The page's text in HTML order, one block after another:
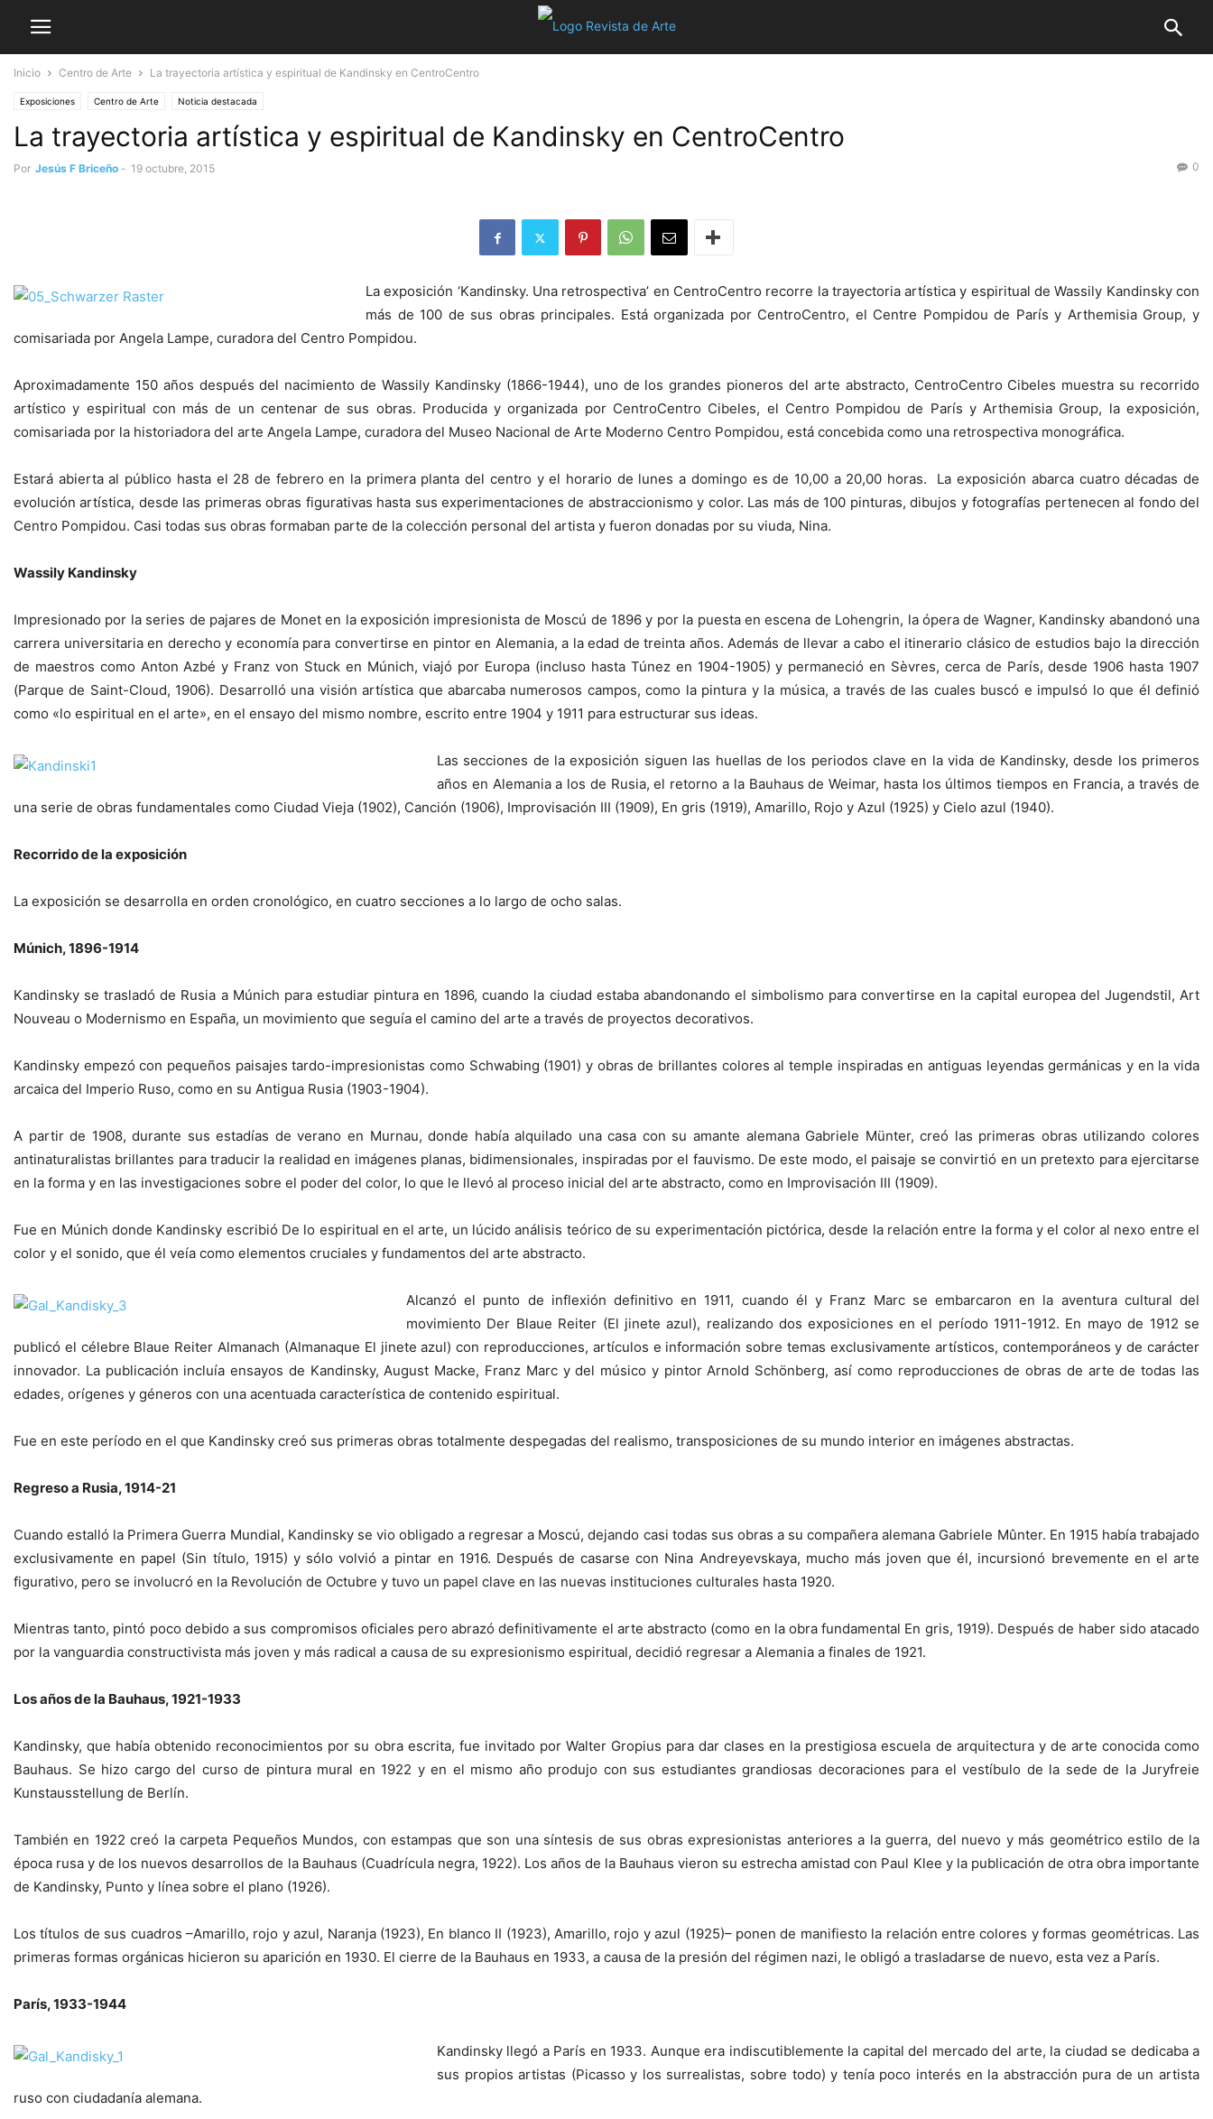
Inicio Centro de Arte La trayectoria artística y espiritual de Kandinsky en CentroCentro
Exposiciones Centro de Arte Noticia destacada
La trayectoria artística y espiritual de Kandinsky en CentroCentro
Por Jesús F Briceño - 19 octubre, 2015 0
La exposición ‘Kandinsky. Una retrospectiva’ en CentroCentro recorre la trayectoria artística y espiritual de Wassily Kandinsky con
más de 100 de sus obras principales. Está organizada por CentroCentro, el Centre Pompidou de París y Arthemisia Group, y
comisariada por Angela Lampe, curadora del Centro Pompidou.
Aproximadamente 150 años después del nacimiento de Wassily Kandinsky (1866-1944), uno de los grandes pioneros del arte abstracto, CentroCentro Cibeles muestra su recorrido
artístico y espiritual con más de un centenar de sus obras. Producida y organizada por CentroCentro Cibeles, el Centro Pompidou de París y Arthemisia Group, la exposición,
comisariada por la historiadora del arte Angela Lampe, curadora del Museo Nacional de Arte Moderno Centro Pompidou, está concebida como una retrospectiva monográfica.
Estará abierta al público hasta el 28 de febrero en la primera planta del centro y el horario de lunes a domingo es de 10,00 a 20,00 horas. La exposición abarca cuatro décadas de
evolución artística, desde las primeras obras figurativas hasta sus experimentaciones de abstraccionismo y color. Las más de 100 pinturas, dibujos y fotografías pertenecen al fondo del
Centro Pompidou. Casi todas sus obras formaban parte de la colección personal del artista y fueron donadas por su viuda, Nina.
Wassily Kandinsky
Impresionado por la series de pajares de Monet en la exposición impresionista de Moscú de 1896 y por la puesta en escena de Lohengrin, la ópera de Wagner, Kandinsky abandonó una
carrera universitaria en derecho y economía para convertirse en pintor en Alemania, a la edad de treinta años. Además de llevar a cabo el itinerario clásico de estudios bajo la dirección
de maestros como Anton Azbé y Franz von Stuck en Múnich, viajó por Europa (incluso hasta Túnez en 1904-1905) y permaneció en Sèvres, cerca de París, desde 1906 hasta 1907
(Parque de Saint-Cloud, 1906). Desarrolló una visión artística que abarcaba numerosos campos, como la pintura y la música, a través de las cuales buscó e impulsó lo que él definió
como «lo espiritual en el arte», en el ensayo del mismo nombre, escrito entre 1904 y 1911 para estructurar sus ideas.
Las secciones de la exposición siguen las huellas de los periodos clave en la vida de Kandinsky, desde los primeros
años en Alemania a los de Rusia, el retorno a la Bauhaus de Weimar, hasta los últimos tiempos en Francia, a través de
una serie de obras fundamentales como Ciudad Vieja (1902), Canción (1906), Improvisación III (1909), En gris (1919), Amarillo, Rojo y Azul (1925) y Cielo azul (1940).
Recorrido de la exposición
La exposición se desarrolla en orden cronológico, en cuatro secciones a lo largo de ocho salas.
Múnich, 1896-1914
Kandinsky se trasladó de Rusia a Múnich para estudiar pintura en 1896, cuando la ciudad estaba abandonando el simbolismo para convertirse en la capital europea del Jugendstil, Art
Nouveau o Modernismo en España, un movimiento que seguía el camino del arte a través de proyectos decorativos.
Kandinsky empezó con pequeños paisajes tardo-impresionistas como Schwabing (1901) y obras de brillantes colores al temple inspiradas en antiguas leyendas germánicas y en la vida
arcaica del Imperio Ruso, como en su Antigua Rusia (1903-1904).
A partir de 1908, durante sus estadías de verano en Murnau, donde había alquilado una casa con su amante alemana Gabriele Münter, creó las primeras obras utilizando colores
antinaturalistas brillantes para traducir la realidad en imágenes planas, bidimensionales, inspiradas por el fauvismo. De este modo, el paisaje se convirtió en un pretexto para ejercitarse
en la forma y en las investigaciones sobre el poder del color, lo que le llevó al proceso inicial del arte abstracto, como en Improvisación III (1909).
Fue en Múnich donde Kandinsky escribió De lo espiritual en el arte, un lúcido análisis teórico de su experimentación pictórica, desde la relación entre la forma y el color al nexo entre el
color y el sonido, que él veía como elementos cruciales y fundamentos del arte abstracto.
Alcanzó el punto de inflexión definitivo en 1911, cuando él y Franz Marc se embarcaron en la aventura cultural del
movimiento Der Blaue Reiter (El jinete azul), realizando dos exposiciones en el período 1911-1912. En mayo de 1912 se
publicó el célebre Blaue Reiter Almanach (Almanaque El jinete azul) con reproducciones, artículos e información sobre temas exclusivamente artísticos, contemporáneos y de carácter
innovador. La publicación incluía ensayos de Kandinsky, August Macke, Franz Marc y del músico y pintor Arnold Schönberg, así como reproducciones de obras de arte de todas las
edades, orígenes y géneros con una acentuada característica de contenido espiritual.
Fue en este período en el que Kandinsky creó sus primeras obras totalmente despegadas del realismo, transposiciones de su mundo interior en imágenes abstractas.
Regreso a Rusia, 1914-21
Cuando estalló la Primera Guerra Mundial, Kandinsky se vio obligado a regresar a Moscú, dejando casi todas sus obras a su compañera alemana Gabriele Mûnter. En 1915 había trabajado
exclusivamente en papel (Sin título, 1915) y sólo volvió a pintar en 1916. Después de casarse con Nina Andreyevskaya, mucho más joven que él, incursionó brevemente en el arte
figurativo, pero se involucró en la Revolución de Octubre y tuvo un papel clave en las nuevas instituciones culturales hasta 1920.
Mientras tanto, pintó poco debido a sus compromisos oficiales pero abrazó definitivamente el arte abstracto (como en la obra fundamental En gris, 1919). Después de haber sido atacado
por la vanguardia constructivista más joven y más radical a causa de su expresionismo espiritual, decidió regresar a Alemania a finales de 1921.
Los años de la Bauhaus, 1921-1933
Kandinsky, que había obtenido reconocimientos por su obra escrita, fue invitado por Walter Gropius para dar clases en la prestigiosa escuela de arquitectura y de arte conocida como
Bauhaus. Se hizo cargo del curso de pintura mural en 1922 y en el mismo año produjo con sus estudiantes grandiosas decoraciones para el vestíbulo de la sede de la Juryfreie
Kunstausstellung de Berlín.
También en 1922 creó la carpeta Pequeños Mundos, con estampas que son una síntesis de sus obras expresionistas anteriores a la guerra, del nuevo y más geométrico estilo de la
época rusa y de los nuevos desarrollos de la Bauhaus (Cuadrícula negra, 1922). Los años de la Bauhaus vieron su estrecha amistad con Paul Klee y la publicación de otra obra importante
de Kandinsky, Punto y línea sobre el plano (1926).
Los títulos de sus cuadros –Amarillo, rojo y azul, Naranja (1923), En blanco II (1923), Amarillo, rojo y azul (1925)– ponen de manifiesto la relación entre colores y formas geométricas. Las
primeras formas orgánicas hicieron su aparición en 1930. El cierre de la Bauhaus en 1933, a causa de la presión del régimen nazi, le obligó a trasladarse de nuevo, esta vez a París.
París, 1933-1944
Kandinsky llegó a París en 1933. Aunque era indiscutiblemente la capital del mercado del arte, la ciudad se dedicaba a
sus propios artistas (Picasso y los surrealistas, sobre todo) y tenía poco interés en la abstracción pura de un artista
ruso con ciudadanía alemana.